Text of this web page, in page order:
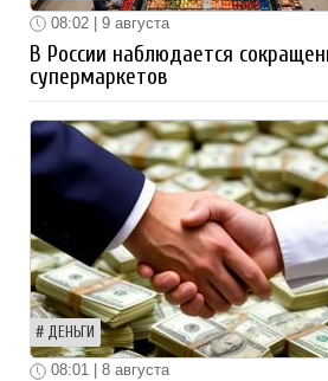
08:02 | 9 августа
В России наблюдается
супермаркетов
ДЕНЬГИ
08:01 | 8 августа